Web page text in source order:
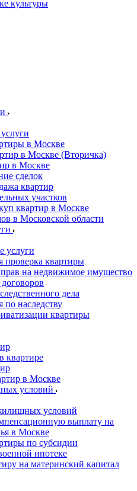
культуры
в Москве
в Москве (Вторичка)
в Москве
сделок
квартир
участков
квартир в Москве
в Московской области
услуги
проверка квартиры
прав на недвижимое имущество
дела
по наследству
квартиры
квартире
в Москве
условий
условий
выплату на
в Москве
по субсидии
ипотеке
на материнский капитал